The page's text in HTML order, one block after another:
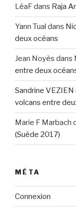
LéaFdans Raja
Yann Tual dans
deux océans
Jean Noyès dans
entre deux
Sandrine VEZIEN
volcans entre
Marie F Marbach
(Suède 2017)
MÉTA
Connexion